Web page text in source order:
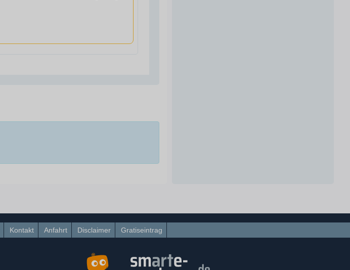
Kontakt Anfahrt Disclaimer Gratiseintrag